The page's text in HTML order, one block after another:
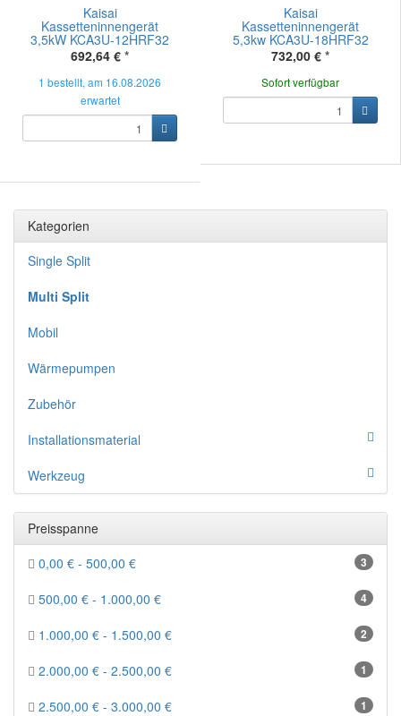
Kaisai
Kassetteninnengerät
3,5kW KCA3U-12HRF32
692,64 € *
1 bestellt, am 16.08.2026
erwartet
Kaisai
Kassetteninnengerät
5,3kw KCA3U-18HRF32
732,00 € *
Sofort verfügbar
Kategorien
Single Split
Multi Split
Mobil
Wärmepumpen
Zubehör
Installationsmaterial
Werkzeug
Preisspanne
3
0,00 € - 500,00 €
4
500,00 € - 1.000,00 €
2
1.000,00 € - 1.500,00 €
1
2.000,00 € - 2.500,00 €
1
2.500,00 € - 3.000,00 €